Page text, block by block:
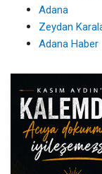
Adana
Zeydan
Adana Haber